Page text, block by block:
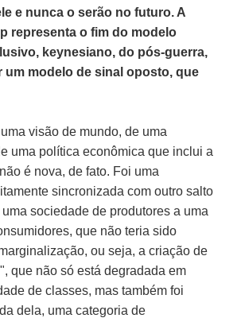
e nunca o serão no futuro. A
representa o fim do modelo
keynesiano, do pós-guerra,
modelo de sinal oposto, que
visão de mundo, de uma
uma política econômica que inclui a
é nova, de fato. Foi uma
sincronizada com outro salto
sociedade de produtores a uma
que não teria sido
ou seja, a criação de
que não só está degradada em
de classes, mas também foi
dela, uma categoria de